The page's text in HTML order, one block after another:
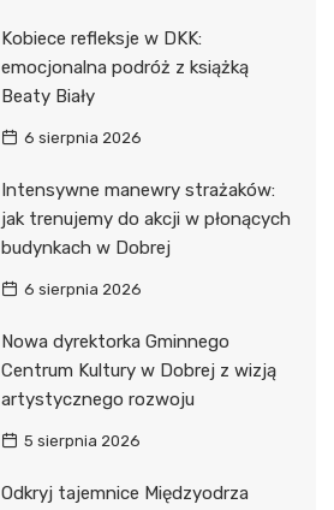
Kobiece refleksje w DKK:
emocjonalna podróż z książką
Beaty Biały
6 sierpnia 2026
Intensywne manewry strażaków:
jak trenujemy do akcji w płonących
budynkach w Dobrej
6 sierpnia 2026
Nowa dyrektorka Gminnego
Centrum Kultury w Dobrej z wizją
artystycznego rozwoju
5 sierpnia 2026
Odkryj tajemnice Międzyodrza